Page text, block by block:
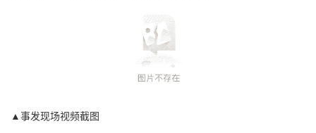
▲事发现场视频截图